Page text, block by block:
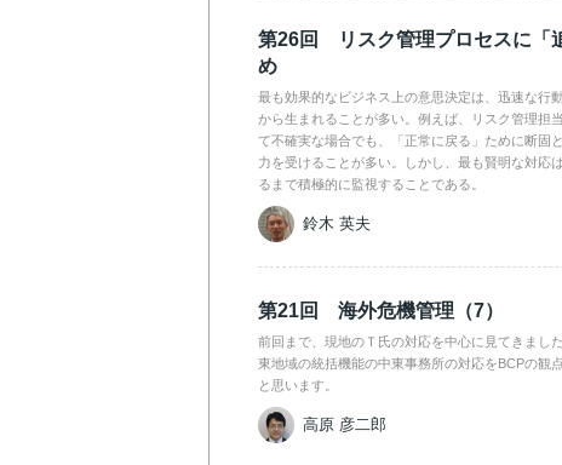
第26回 リスク管理プロセスに「
め
最も効果的なビジネス上の意思決定は、迅速な行
から生まれることが多い。例えば、リスク管理担
て不確実な場合でも、「正常に戻る」ために断固
力を受けることが多い。しかし、最も賢明な対応
るまで積極的に監視することである。
鈴木 英夫
第21回 海外危機管理（7）
前回まで、現地のＴ氏の対応を中心に見てきまし
東地域の統括機能の中東事務所の対応をBCPの観
と思います。
高原 彦二郎